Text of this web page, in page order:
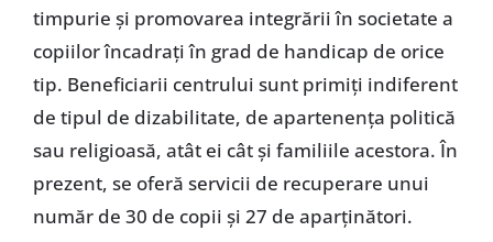
timpurie și promovarea integrării în societate a
copiilor încadrați în grad de handicap de orice
tip. Beneficiarii centrului sunt primiți indiferent
de tipul de dizabilitate, de apartenența politică
sau religioasă, atât ei cât și familiile acestora. În
prezent, se oferă servicii de recuperare unui
număr de 30 de copii și 27 de aparținători.